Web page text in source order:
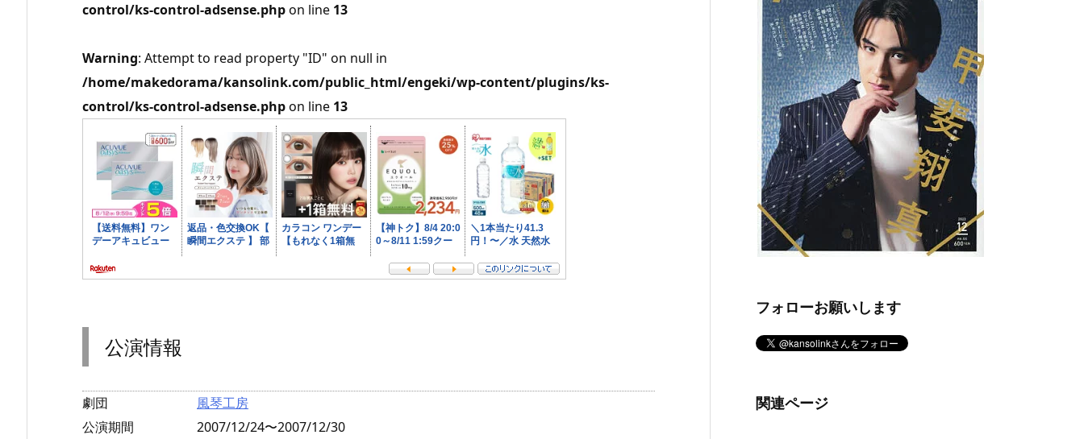
control/ks-control-adsense.phpon line 13
Warning: Attempt to read property "ID" on null in
/home/makedorama/kansolink.com/public_html/engeki/wp-content/plugins/ks-
control/ks-control-adsense.phpon line 13
公演情報
劇団
風琴工房
公演期間
2007/12/24〜2007/12/30
フォローお願いします
関連ページ